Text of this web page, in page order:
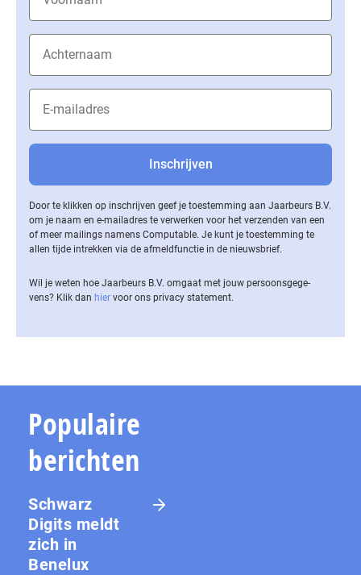
Door te klikken op inschrijven geef je toestemming aan Jaarbeurs B.V.
om je naam en e-mailadres te verwerken voor het verzenden van een
of meer mailings namens Computable. Je kunt je toestemming te
allen tijde intrekken via de af­meld­func­tie in de nieuwsbrief.
Wil je weten hoe Jaarbeurs B.V. omgaat met jouw per­soons­ge­ge­
vens? Klik dan hier voor ons privacy statement.
Populaire
berichten
Schwarz
Digits meldt
zich in
Benelux